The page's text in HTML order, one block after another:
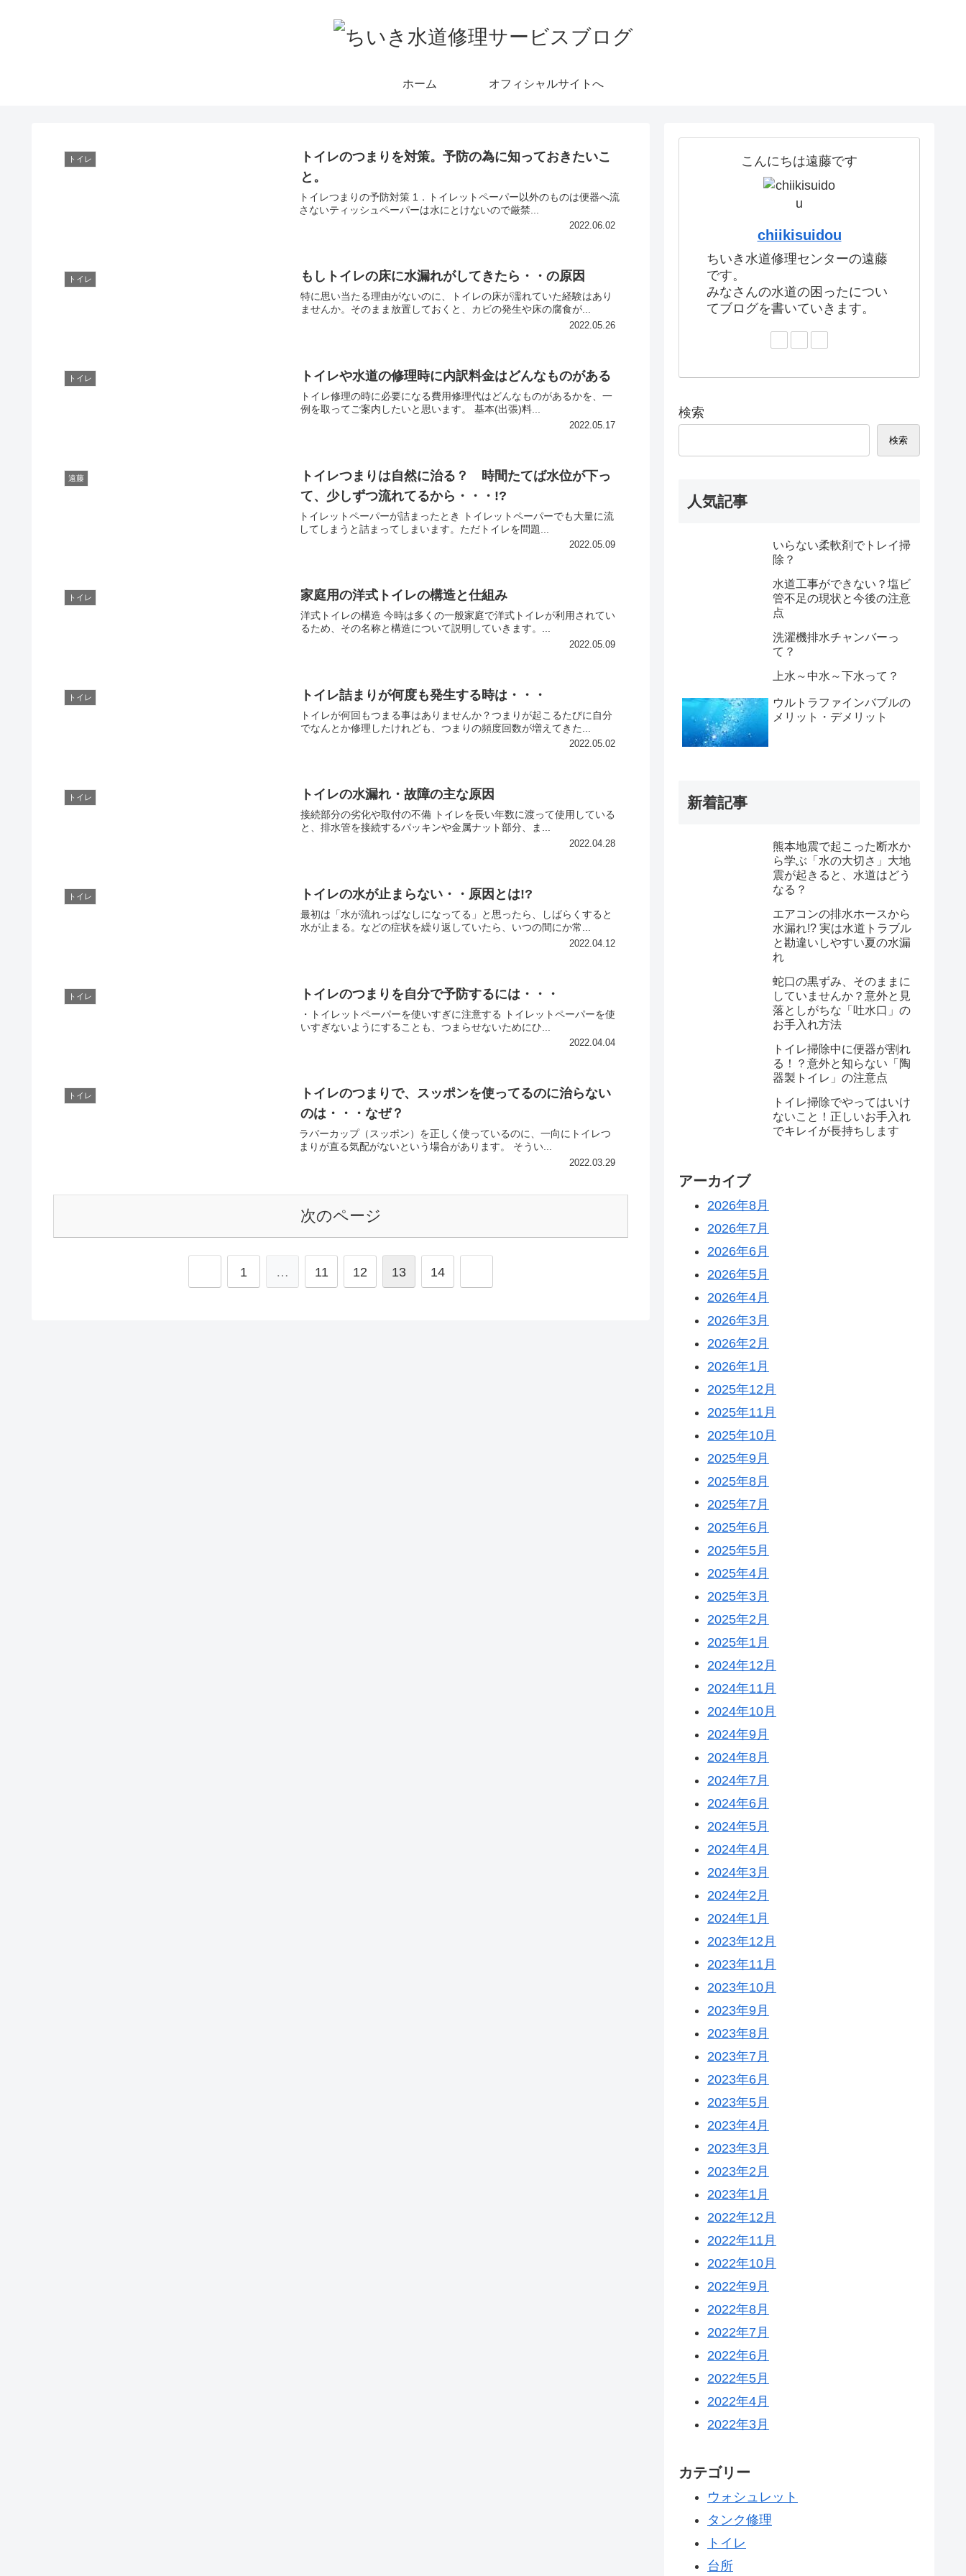
ホーム オフィシャルサイトへ
トイレ
トイレのつまりを対策。予防の為に知っておきたいこ
と。
トイレつまりの予防対策 1．トイレットペーパー以外のものは便器へ流
さないティッシュペーパーは水にとけないので厳禁...
2022.06.02
トイレ もしトイレの床に水漏れがしてきたら・・の原因
特に思い当たる理由がないのに、トイレの床が濡れていた経験はあり
ませんか。そのまま放置しておくと、カビの発生や床の腐食が...
2022.05.26
トイレ トイレや水道の修理時に内訳料金はどんなものがある
トイレ修理の時に必要になる費用修理代はどんなものがあるかを、一
例を取ってご案内したいと思います。 基本(出張)料...
2022.05.17
遠藤
トイレつまりは自然に治る？ 時間たてば水位が下っ
て、少しずつ流れてるから・・・!?
トイレットペーパーが詰まったとき トイレットペーパーでも大量に流
してしまうと詰まってしまいます。ただトイレを問題...
2022.05.09
トイレ 家庭用の洋式トイレの構造と仕組み
洋式トイレの構造 今時は多くの一般家庭で洋式トイレが利用されてい
るため、その名称と構造について説明していきます。...
2022.05.09
トイレ トイレ詰まりが何度も発生する時は・・・
トイレが何回もつまる事はありませんか？つまりが起こるたびに自分
でなんとか修理したけれども、つまりの頻度回数が増えてきた...
2022.05.02
トイレ トイレの水漏れ・故障の主な原因
接続部分の劣化や取付の不備 トイレを長い年数に渡って使用している
と、排水管を接続するパッキンや金属ナット部分、ま...
2022.04.28
トイレ トイレの水が止まらない・・原因とは!?
最初は「水が流れっぱなしになってる」と思ったら、しばらくすると
水が止まる。などの症状を繰り返していたら、いつの間にか常...
2022.04.12
トイレ トイレのつまりを自分で予防するには・・・
・トイレットペーパーを使いすぎに注意する トイレットペーパーを使
いすぎないようにすることも、つまらせないためにひ...
2022.04.04
トイレ
トイレのつまりで、スッポンを使ってるのに治らない
のは・・・なぜ？
ラバーカップ（スッポン）を正しく使っているのに、一向にトイレつ
まりが直る気配がないという場合があります。 そうい...
2022.03.29
次のページ
1 … 11 12 13 14
こんにちは遠藤です
chiikisuidou
ちいき水道修理センターの遠藤
です。
みなさんの水道の困ったについ
てブログを書いていきます。
検索
検索
人気記事
いらない柔軟剤でトレイ掃
除？
水道工事ができない？塩ビ
管不足の現状と今後の注意
点
洗濯機排水チャンバーっ
て？
上水～中水～下水って？
ウルトラファインバブルの
メリット・デメリット
新着記事
熊本地震で起こった断水か
ら学ぶ「水の大切さ」大地
震が起きると、水道はどう
なる？
エアコンの排水ホースから
水漏れ!? 実は水道トラブル
と勘違いしやすい夏の水漏
れ
蛇口の黒ずみ、そのままに
していませんか？意外と見
落としがちな「吐水口」の
お手入れ方法
トイレ掃除中に便器が割れ
る！？意外と知らない「陶
器製トイレ」の注意点
トイレ掃除でやってはいけ
ないこと！正しいお手入れ
でキレイが長持ちします
アーカイブ
2026年8月
2026年7月
2026年6月
2026年5月
2026年4月
2026年3月
2026年2月
2026年1月
2025年12月
2025年11月
2025年10月
2025年9月
2025年8月
2025年7月
2025年6月
2025年5月
2025年4月
2025年3月
2025年2月
2025年1月
2024年12月
2024年11月
2024年10月
2024年9月
2024年8月
2024年7月
2024年6月
2024年5月
2024年4月
2024年3月
2024年2月
2024年1月
2023年12月
2023年11月
2023年10月
2023年9月
2023年8月
2023年7月
2023年6月
2023年5月
2023年4月
2023年3月
2023年2月
2023年1月
2022年12月
2022年11月
2022年10月
2022年9月
2022年8月
2022年7月
2022年6月
2022年5月
2022年4月
2022年3月
カテゴリー
ウォシュレット
タンク修理
トイレ
台所